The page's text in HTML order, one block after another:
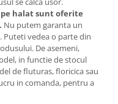
halat sunt oferite
Nu putem garanta un
vedea o parte din
De asemeni,
in functie de stocul
de fluturas, floricica sau
in comanda, pentru a